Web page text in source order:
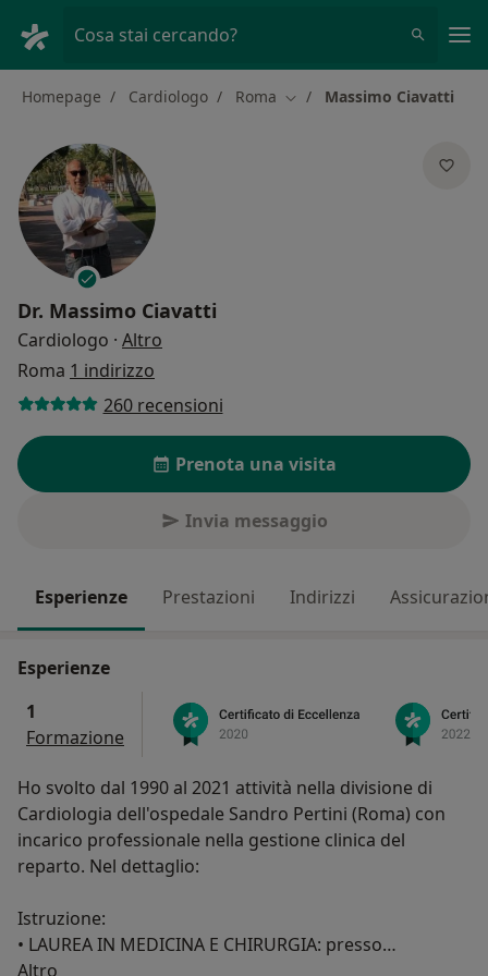
Cosa stai cercando?
Homepage Cardiologo Roma Cambia città
Massimo Ciavatti
Dr. Massimo Ciavatti
Cardiologo · Altro
Roma 1 indirizzo
260 recensioni
Prenota una visita
Invia messaggio
Esperienze Prestazioni Indirizzi
Esperienze
1
Formazione
Ho svolto dal 1990 al 2021 attività nella divisione di
Cardiologia dell'ospedale Sandro Pertini (Roma) con
incarico professionale nella gestione clinica del
reparto. Nel dettaglio:
Istruzione:
• LAUREA IN MEDICINA E CHIRURGIA: presso
l’Università “ La Sapienza” di Roma in data 1/4/82 con il
Altro